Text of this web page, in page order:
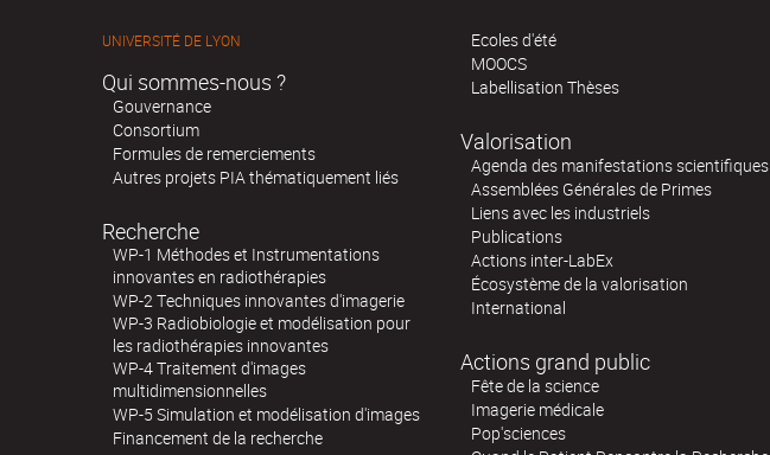
UNIVERSITÉ DE LYON
Qui sommes-nous ?
Gouvernance
Consortium
Formules de remerciements
Autres projets PIA thématiquement liés
Recherche
WP-1 Méthodes et Instrumentations
innovantes en radiothérapies
WP-2 Techniques innovantes d'imagerie
WP-3 Radiobiologie et modélisation pour
les radiothérapies innovantes
WP-4 Traitement d'images
multidimensionnelles
WP-5 Simulation et modélisation d'images
Financement de la recherche
Ecoles d'été
MOOCS
Labellisation Thèses
Valorisation
Agenda des manifestations scientifiques
Assemblées Générales de Primes
Liens avec les industriels
Publications
Actions inter-LabEx
Écosystème de la valorisation
International
Actions grand public
Fête de la science
Imagerie médicale
Pop'sciences